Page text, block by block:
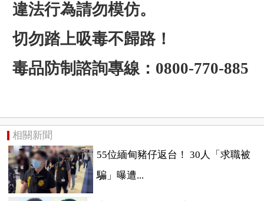
違法行為請勿模仿。
切勿踏上吸毒不歸路！
毒品防制諮詢專線：0800-770-885
相關新聞
55位緬甸豬仔返台！ 30人「求職被
騙」曝遭...